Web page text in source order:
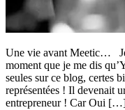
Une vie avant Meetic…
moment que je me dis
seules sur ce blog, certes
représentées ! Il devenait
entrepreneur ! Car Oui